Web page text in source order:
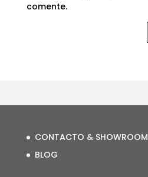
comente.
CONTACTO & SHOWROOM
BLOG